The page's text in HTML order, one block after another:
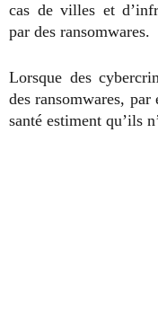
cas de villes et
par des ransomwares.
Lorsque des
des ransomwares, par
santé estiment qu’ils